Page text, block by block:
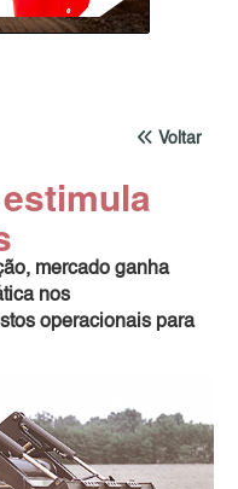
Voltar
mercado ganha
nos
operacionais para